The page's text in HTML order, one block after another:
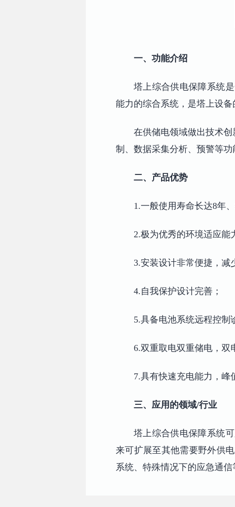
一、功能介绍
塔上综合供电保障系统
能力的综合系统，是塔上设备
在供储电领域做出技术
制、数据采集分析、预警等
二、产品优势
1.一般使用寿命长达8年
2.极为优秀的环境适应能
3.安装设计非常便捷，减
4.自我保护设计完善；
5.具备电池系统远程控制
6.双重取电双重储电，双
7.具有快速充电能力，峰
三、应用的领域/行业
塔上综合供电保障系统
来可扩展至其他需要野外供
系统、特殊情况下的应急通信